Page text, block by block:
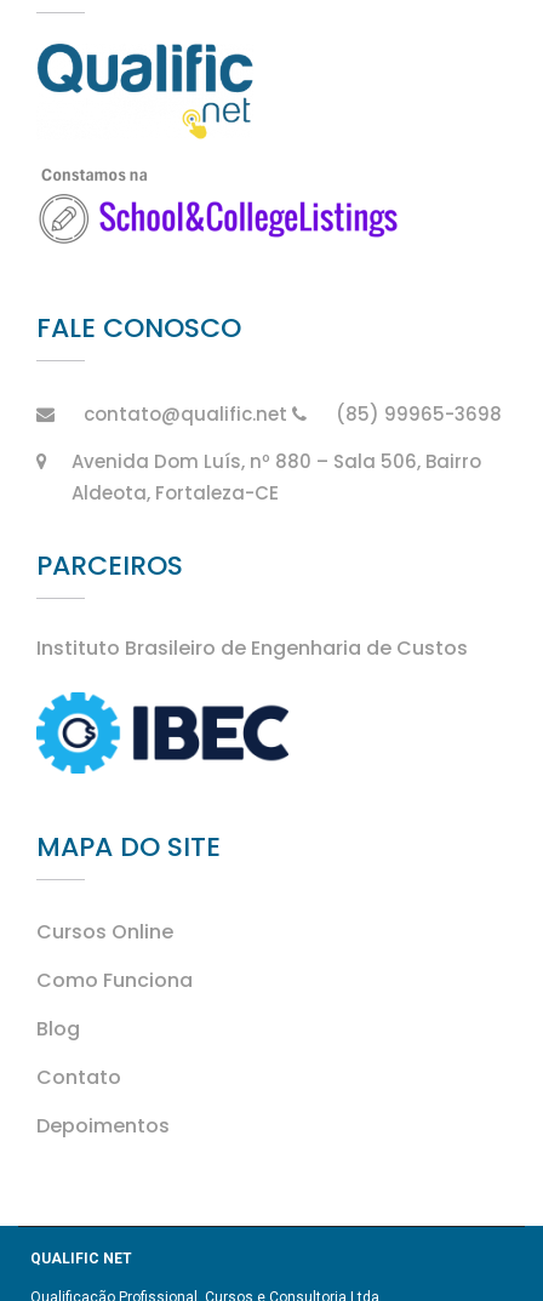
FALE CONOSCO
contato@qualific.net
(85) 99965-3698
Avenida Dom Luís, nº 880 – Sala 506, Bairro
Aldeota, Fortaleza-CE
PARCEIROS
Instituto Brasileiro de Engenharia de Custos
MAPA DO SITE
Cursos Online
Como Funciona
Blog
Contato
Depoimentos
QUALIFIC NET
Qualificação Profissional, Cursos e Consultoria Ltda.